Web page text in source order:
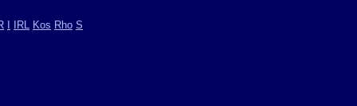
IRL Kos Rho S